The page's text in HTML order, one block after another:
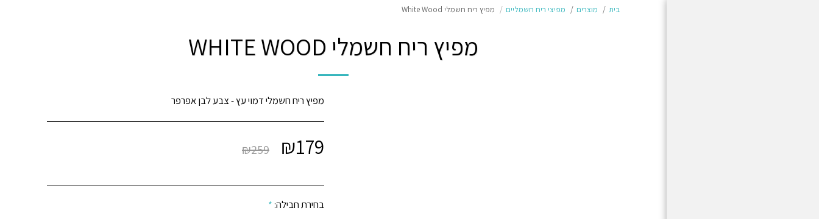
בית מוצרים מפיצי ריח חשמליים מפיץ ריח חשמלי White Wood
מפיץ ריח חשמלי WHITE WOOD
מפיץ ריח חשמלי דמוי עץ - צבע לבן אפרפר
₪179
₪259
בחירת חבילה: *